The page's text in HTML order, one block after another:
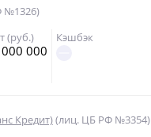
№1326)
(руб.)
000
Кэшбэк
Кредит)(лиц. ЦБ РФ №3354)